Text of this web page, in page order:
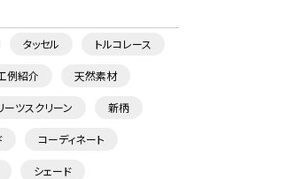
タッセル トルコレース
例紹介 天然素材
ーツスクリーン 新柄
コーディネート
シェード